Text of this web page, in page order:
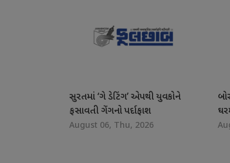
સુરતમાં ‘ગે ડેટિંગ’ એપથી યુવકોને
ફસાવતી ગેંગનો પર્દાફાશ
August 06, Thu, 2026